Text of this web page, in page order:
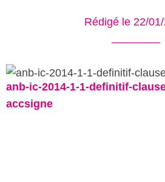
Rédigé le 22/
anb-ic-2014-1-1-definitif-
accsigne